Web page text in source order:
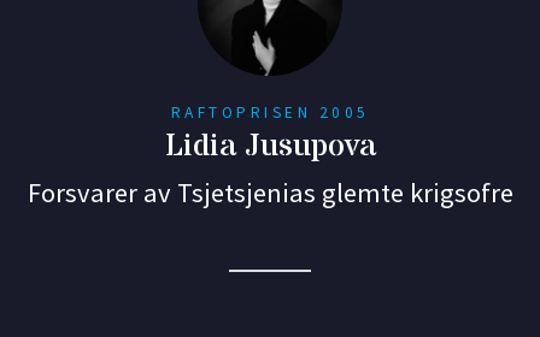
RAFTOPRISEN 2005
Lidia Jusupova
Forsvarer av Tsjetsjenias glemte krigsofre